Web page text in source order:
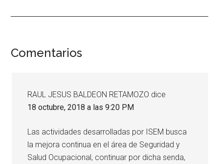
Interacciones
los
lectores
Comentarios
RAUL JESUS BALDEON RETAMOZO dice
18 octubre, 2018 a las 9:20 PM
Las actividades desarrolladas por ISEM busca
la mejora continua en el área de Seguridad y
Salud Ocupacional, continuar por dicha senda,